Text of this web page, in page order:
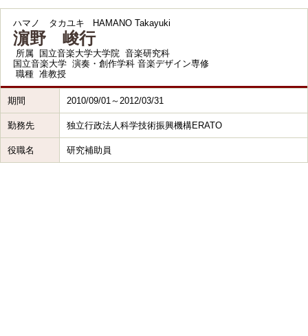
ハマノ タカユキ HAMANO Takayuki
濵野 峻行
所属
国立音楽大学大学院 音楽研究科
国立音楽大学 演奏・創作学科 音楽デザイン専修
職種 准教授
期間 2010/09/01～2012/03/31
勤務先 独立行政法人科学技術振興機構ERATO
役職名 研究補助員